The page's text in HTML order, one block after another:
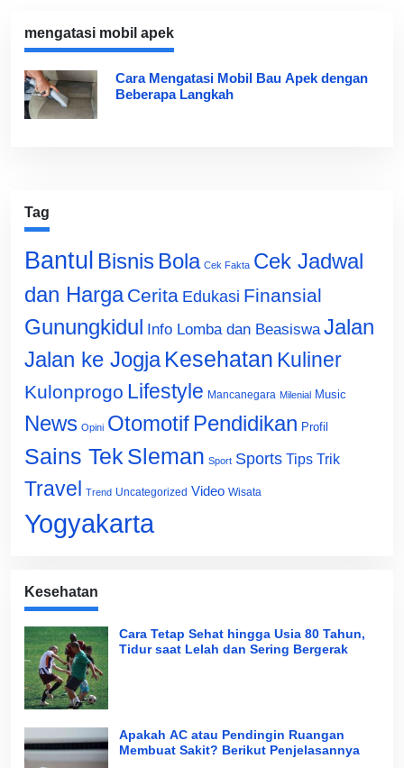
mengatasi mobil apek
Cara Mengatasi Mobil Bau Apek dengan
Beberapa Langkah
Tag
Bantul Bisnis Bola Cek Fakta Cek Jadwal
dan Harga Cerita Edukasi Finansial
Gunungkidul Info Lomba dan Beasiswa Jalan
Jalan ke Jogja Kesehatan Kuliner
Kulonprogo Lifestyle Mancanegara Milenial Music
News Opini Otomotif Pendidikan Profil
Sains Tek Sleman Sport Sports Tips Trik
Travel Trend Uncategorized Video Wisata
Yogyakarta
Kesehatan
Cara Tetap Sehat hingga Usia 80 Tahun,
Tidur saat Lelah dan Sering Bergerak
Apakah AC atau Pendingin Ruangan
Membuat Sakit? Berikut Penjelasannya